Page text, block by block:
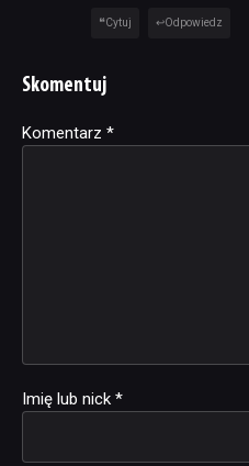
Cytuj Odpowiedz
Skomentuj
Komentarz *
Imię lub nick *
Alternative: